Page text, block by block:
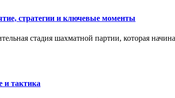
стратегии и ключевые моменты
стадия шахматной партии, которая
и тактика